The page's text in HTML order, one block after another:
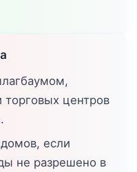
торговых центров
если
не разрешено в